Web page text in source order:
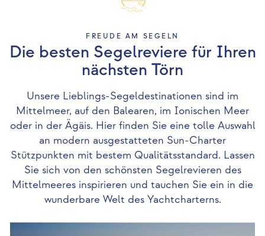
FREUDE AM SEGELN
Die besten Segelreviere für Ihren
nächsten Törn
Unsere Lieblings-Segeldestinationen sind im
Mittelmeer, auf den Balearen, im Ionischen Meer
oder in der Ägäis. Hier finden Sie eine tolle Auswahl
an modern ausgestatteten Sun-Charter
Stützpunkten mit bestem Qualitätsstandard. Lassen
Sie sich von den schönsten Segelrevieren des
Mittelmeeres inspirieren und tauchen Sie ein in die
wunderbare Welt des Yachtcharterns.